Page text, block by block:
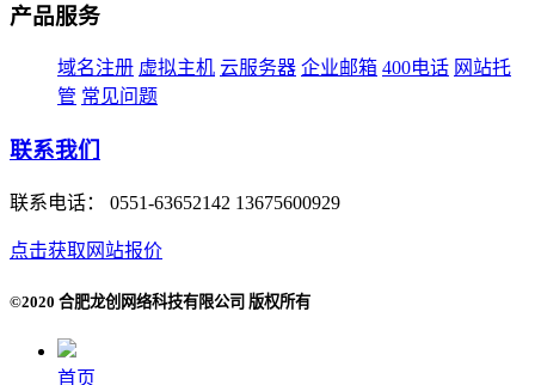
产品服务
域名注册 虚拟主机 云服务器 企业邮箱 400电话 网站托
管 常见问题
联系我们
联系电话： 0551-63652142 13675600929
点击获取网站报价
©2020 合肥龙创网络科技有限公司 版权所有
首页